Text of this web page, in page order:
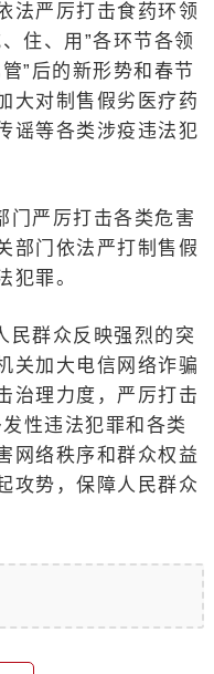
法严厉打击食药环领
住、用”各环节各领
”后的新形势和春节
大对制售假劣医疗药
谣等各类涉疫违法犯
门严厉打击各类危害
部门依法严打制售假
犯罪。
民群众反映强烈的突
关加大电信网络诈骗
治理力度，严厉打击
发性违法犯罪和各类
网络秩序和群众权益
攻势，保障人民群众